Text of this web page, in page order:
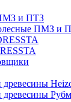
и ПТЗ
ПМЗ и
древесины
древесины